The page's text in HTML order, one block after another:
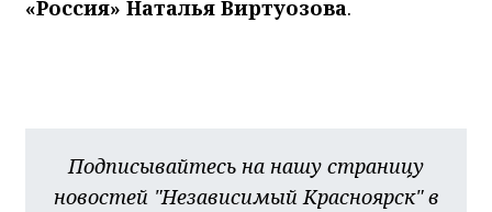
«Россия» Наталья Виртуозова.
Подписывайтесь на нашу страницу
новостей "Независимый Красноярск" в